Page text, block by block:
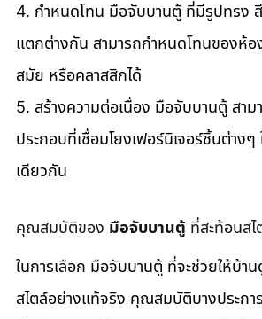
4. กำหนดโทน มือจับบานตู้ ที่มีรูปทรง
แตกต่างกัน สามารถกำหนดโทนของห้
สมัย หรือคลาสสิกได้
5. สร้างความต่อเนื่อง มือจับบานตู้ สาม
ประกอบที่เชื่อมโยงเฟอร์นิเจอร์ชิ้นต่างๆ
เดียวกัน
คุณสมบัติของ มือจับบานตู้ ที่สะท้อนส
ในการเลือก มือจับบานตู้ ที่จะช่วยให้บ้า
สไตล์อย่างแท้จริง คุณสมบัติบางประก